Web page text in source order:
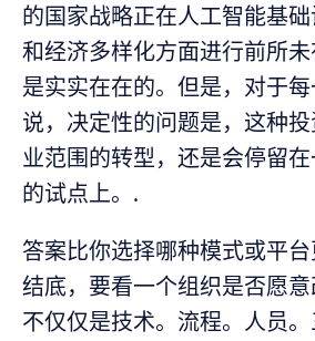
的国家战略正在人工智能基
和经济多样化方面进行前所
是实实在在的。但是，对于
说，决定性的问题是，这种
业范围的转型，还是会停留
的试点上。.
答案比你选择哪种模式或平
结底，要看一个组织是否愿意
不仅仅是技术。流程。人员。